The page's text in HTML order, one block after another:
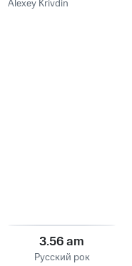
Alexey Krivdin
3.56 am
Русский рок